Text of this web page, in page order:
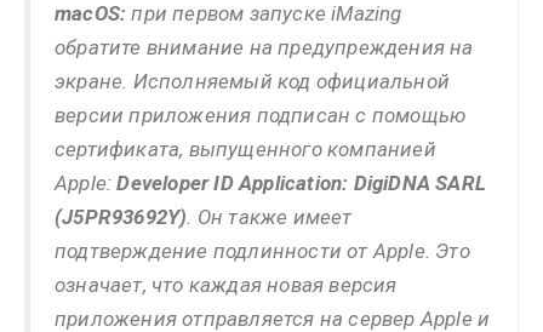
macOS: при первом запуске iMazing
обратите внимание на предупреждения на
экране. Исполняемый код официальной
версии приложения подписан с помощью
сертификата, выпущенного компанией
Apple:Developer ID Application: DigiDNA SARL
(J5PR93692Y). Он также имеет
подтверждение подлинности от Apple. Это
означает, что каждая новая версия
приложения отправляется на сервер Apple и